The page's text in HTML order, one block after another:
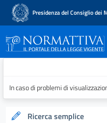
Presidenza del Consiglio dei
Normattiva
In caso di problemi di
Ricerca semplice